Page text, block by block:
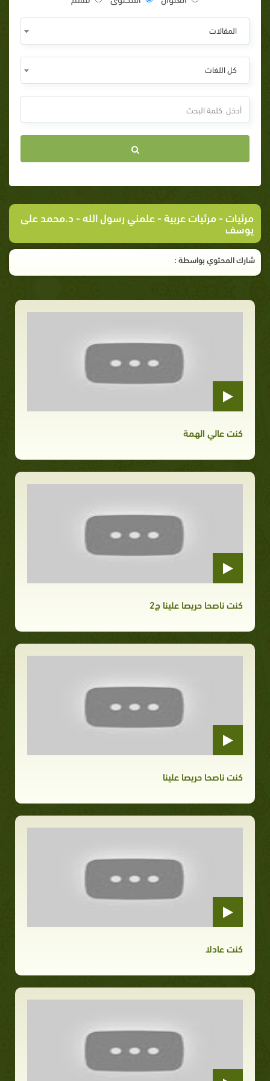
المقالات
كل اللغات
مرئيات -مرئيات عربية- علمني رسول الله - د.محمد على
يوسف
شارك المحتوي بواسطة :
كنت عالي الهمة
كنت ناصحا حريصا علينا ج2
كنت ناصحا حريصا علينا
كنت عادلا